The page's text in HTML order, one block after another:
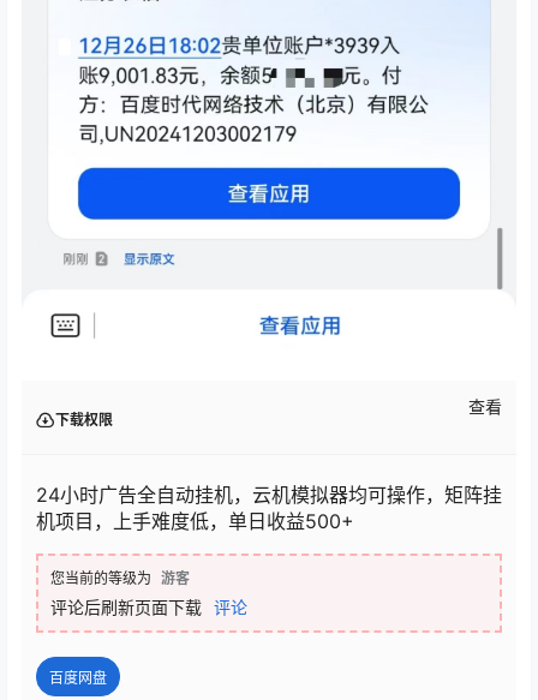
下载权限
查看
24小时广告全自动挂机，云机模拟器均可操作，矩阵挂
机项目，上手难度低，单日收益500+
您当前的等级为 游客
评论后刷新页面下载 评论
百度网盘